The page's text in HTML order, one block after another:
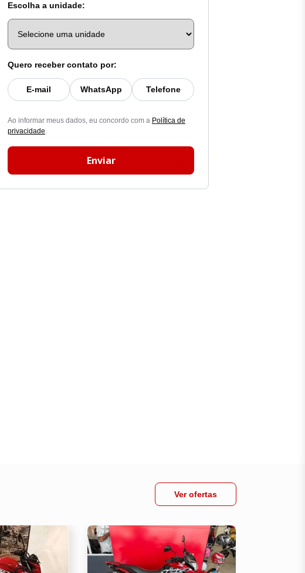
Escolha a unidade:
Quero receber contato por:
E-mail WhatsApp Telefone
Ao informar meus dados, eu concordo com a Política de
privacidade.
Enviar
Ver ofertas